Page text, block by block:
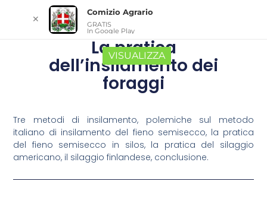
La pratica
dell’insilamento dei
foraggi
Tre metodi di insilamento, polemiche sul metodo
italiano di insilamento del fieno semisecco, la pratica
del fieno semisecco in silos, la pratica del silaggio
americano, il silaggio finlandese, conclusione.
✕
Comizio Agrario
GRATIS
In Google Play
VISUALIZZA